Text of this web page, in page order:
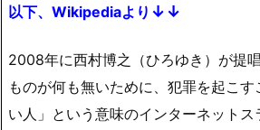
以下、Wikipediaより ↓↓
2008年に西村博之（ひろゆき）が提
ものが何も無いために、犯罪を起こ
い人」という意味のインターネットス